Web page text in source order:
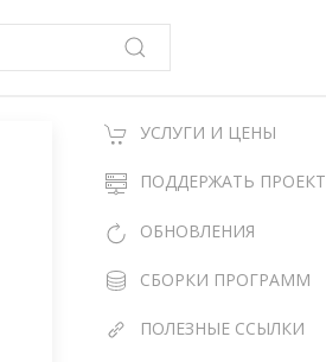
УСЛУГИ И ЦЕНЫ
ПОДДЕРЖАТЬ ПРОЕКТ
ОБНОВЛЕНИЯ
СБОРКИ ПРОГРАММ
ПОЛЕЗНЫЕ ССЫЛКИ